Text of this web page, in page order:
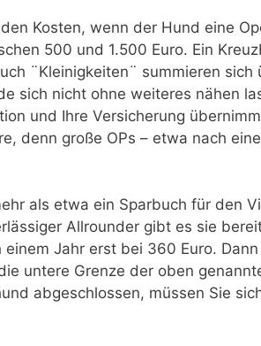
Kosten, wenn der Hund eine
500 und 1.500 Euro. Ein
¨Kleinigkeiten¨ summieren sich
sich nicht ohne weiteres nähen
und Ihre Versicherung
denn große OPs – etwa nach
als etwa ein Sparbuch für den
Allrounder gibt es sie
Jahr erst bei 360 Euro.
untere Grenze der oben
abgeschlossen, müssen Sie